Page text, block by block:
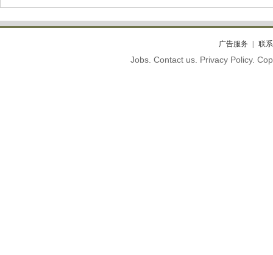
广告服务 联
Jobs. Contact us. Privacy Policy.